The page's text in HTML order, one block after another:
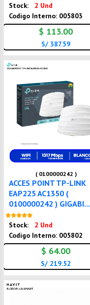
Stock:
2 Und
Codigo Interno: 005803
$ 113.00
S/ 387.59
( 0100000242 )
ACCES POINT TP-LINK
EAP225 AC1350 (
0100000242 ) GIGABI...
Stock:
2 Und
Codigo Interno: 005802
$ 64.00
S/ 219.52